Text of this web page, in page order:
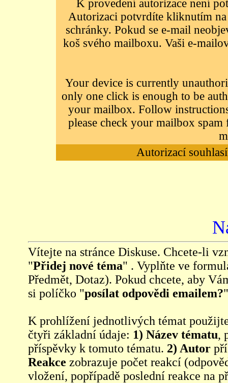
K provedení autorizace není
Autorizaci potvrdíte kliknutím na
schránky. Pokud se e-mail
koš svého mailboxu. Vaši e-
Your device is currently
only one click is enough to be
your mailbox. Follow
please check your mailbox
Autorizací
Vítejte na stránce Diskuse. Chcete-li
"Přidej nové téma" . Vyplňte ve
Předmět, Dotaz). Pokud chcete, aby
si políčko "posílat odpovědi emailem?
K prohlížení jednotlivých témat
čtyři základní údaje: 1) Název tématu,
příspěvky k tomuto tématu. 2) Autor
Reakce zobrazuje počet reakcí
vložení, popřípadě poslední reakce na